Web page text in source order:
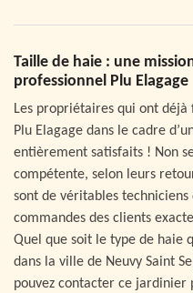
Taille de haie : une
professionnel Plu Elagage
Les propriétaires qui ont
Plu Elagage dans le cadre
entièrement satisfaits ! Non
compétente, selon leurs
sont de véritables
commandes des clients
Quel que soit le type de haie
dans la ville de Neuvy Saint
pouvez contacter ce jardinier